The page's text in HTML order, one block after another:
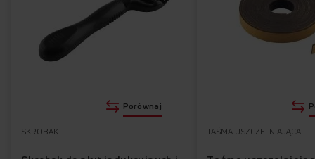
SKROBAK
Porównaj
TAŚMA USZCZELNIAJĄCA